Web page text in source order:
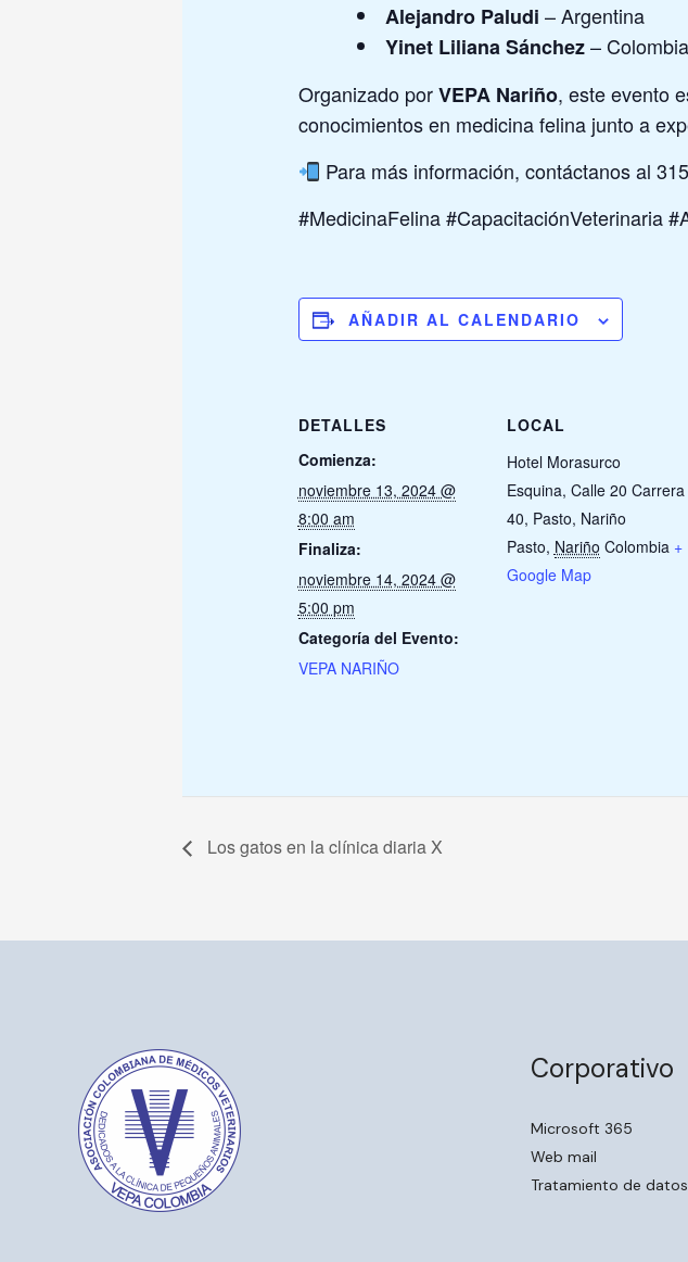
Alejandro Paludi – Argentina
Yinet Liliana Sánchez– Colombia
Organizado porVEPA Nariño, este evento
conocimientos en medicina felina junto a
Para más información, contáctanos al
#MedicinaFelina #CapacitaciónVeterinaria
AÑADIR AL CALENDARIO
DETALLES
Comienza:
noviembre 13, 2024 @
8:00 am
Finaliza:
noviembre 14, 2024 @
5:00 pm
Categoría del Evento:
VEPA NARIÑO
LOCAL
Hotel Morasurco
Esquina, Calle 20 Carrera
40, Pasto, Nariño
Pasto, Nariño Colombia +
Google Map
Los gatos en la clínica diaria X
Corporativo
Microsoft 365
Web mail
Tratamiento de datos